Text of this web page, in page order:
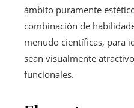
ámbito puramente
combinación de
menudo científicas, para
sean visualmente
funcionales.